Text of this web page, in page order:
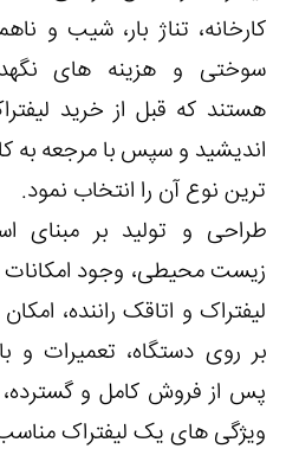
کارخانه، تناژ بار، شیب و
سوختی و هزینه های
هستند که قبل از خرید
اندیشید و سپس با مرجعه به
ترین نوع آن را انتخاب نمود.
طراحی و تولید بر مبنای
زیست محیطی، وجود امکانات
لیفتراک و اتاقک راننده،
بر روی دستگاه، تعمیرات
پس از فروش کامل و
ویژگی های یک لیفتراک